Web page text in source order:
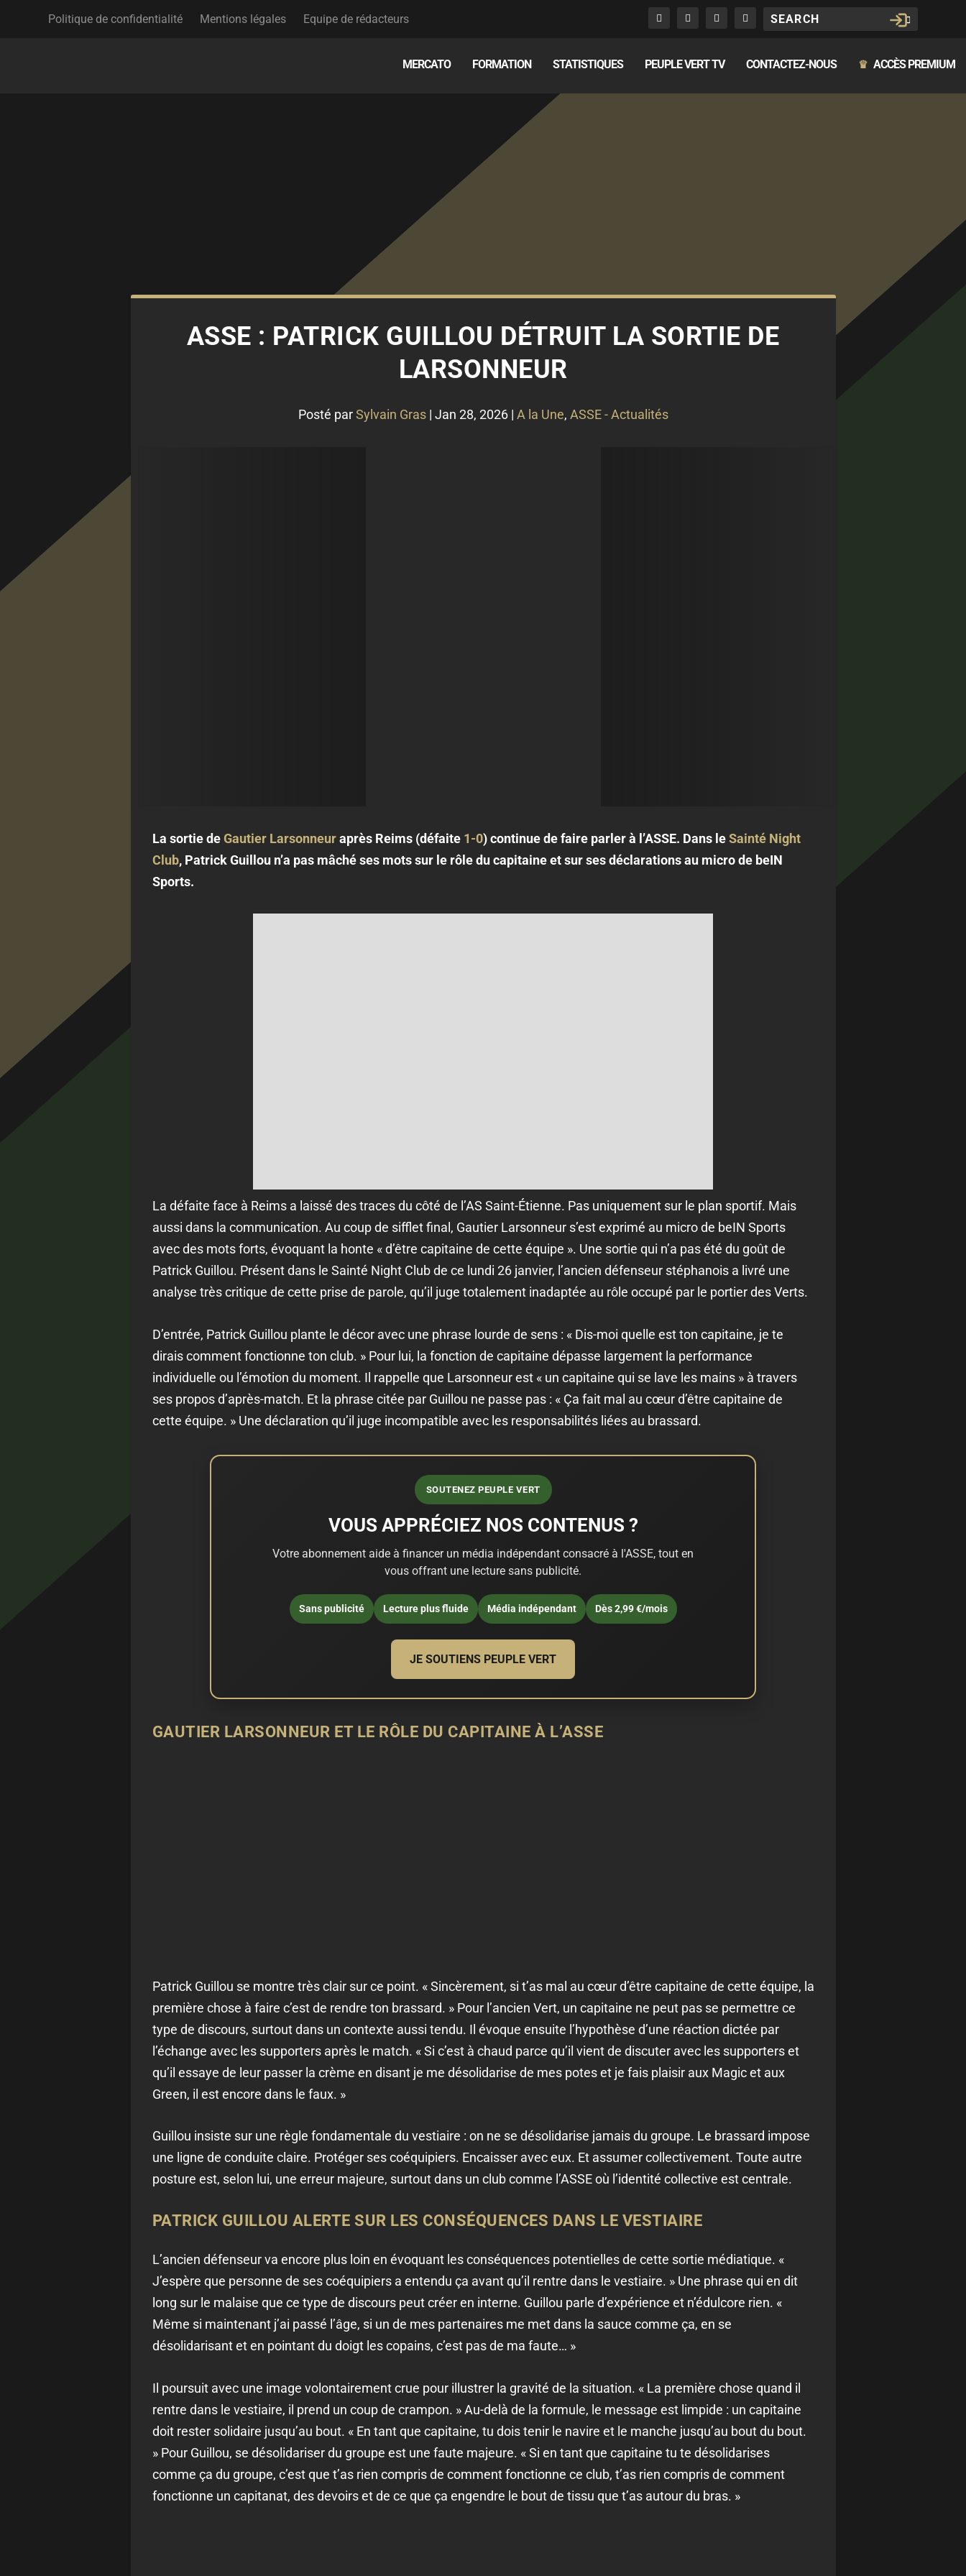
Politique de confidentialité Mentions légales Equipe de rédacteurs
MERCATO FORMATION STATISTIQUES PEUPLE VERT TV CONTACTEZ-NOUS ♛ ACCÈS PREMIUM
ASSE : PATRICK GUILLOU DÉTRUIT LA SORTIE DE
LARSONNEUR
Posté parSylvain Gras| Jan 28, 2026| A la Une, ASSE - Actualités
La sortie deGautier Larsonneuraprès Reims (défaite 1-0) continue de faire parler à l’ASSE. Dans leSainté Night
Club, Patrick Guillou n’a pas mâché ses mots sur le rôle du capitaine et sur ses déclarations au micro de beIN
Sports.
La défaite face à Reims a laissé des traces du côté de l’AS Saint-Étienne. Pas uniquement sur le plan sportif. Mais
aussi dans la communication. Au coup de sifflet final, Gautier Larsonneur s’est exprimé au micro de beIN Sports
avec des mots forts, évoquant la honte « d’être capitaine de cette équipe ». Une sortie qui n’a pas été du goût de
Patrick Guillou. Présent dans le Sainté Night Club de ce lundi 26 janvier, l’ancien défenseur stéphanois a livré une
analyse très critique de cette prise de parole, qu’il juge totalement inadaptée au rôle occupé par le portier des Verts.
D’entrée, Patrick Guillou plante le décor avec une phrase lourde de sens : « Dis-moi quelle est ton capitaine, je te
dirais comment fonctionne ton club. » Pour lui, la fonction de capitaine dépasse largement la performance
individuelle ou l’émotion du moment. Il rappelle que Larsonneur est « un capitaine qui se lave les mains » à travers
ses propos d’après-match. Et la phrase citée par Guillou ne passe pas : « Ça fait mal au cœur d’être capitaine de
cette équipe. » Une déclaration qu’il juge incompatible avec les responsabilités liées au brassard.
SOUTENEZ PEUPLE VERT
VOUS APPRÉCIEZ NOS CONTENUS ?
Votre abonnement aide à financer un média indépendant consacré à l'ASSE, tout en
vous offrant une lecture sans publicité.
Sans publicité Lecture plus fluide Média indépendant Dès 2,99 €/mois
JE SOUTIENS PEUPLE VERT
GAUTIER LARSONNEUR ET LE RÔLE DU CAPITAINE À L’ASSE
Patrick Guillou se montre très clair sur ce point. « Sincèrement, si t’as mal au cœur d’être capitaine de cette équipe, la
première chose à faire c’est de rendre ton brassard. » Pour l’ancien Vert, un capitaine ne peut pas se permettre ce
type de discours, surtout dans un contexte aussi tendu. Il évoque ensuite l’hypothèse d’une réaction dictée par
l’échange avec les supporters après le match. « Si c’est à chaud parce qu’il vient de discuter avec les supporters et
qu’il essaye de leur passer la crème en disant je me désolidarise de mes potes et je fais plaisir aux Magic et aux
Green, il est encore dans le faux. »
Guillou insiste sur une règle fondamentale du vestiaire : on ne se désolidarise jamais du groupe. Le brassard impose
une ligne de conduite claire. Protéger ses coéquipiers. Encaisser avec eux. Et assumer collectivement. Toute autre
posture est, selon lui, une erreur majeure, surtout dans un club comme l’ASSE où l’identité collective est centrale.
PATRICK GUILLOU ALERTE SUR LES CONSÉQUENCES DANS LE VESTIAIRE
L’ancien défenseur va encore plus loin en évoquant les conséquences potentielles de cette sortie médiatique. «
J’espère que personne de ses coéquipiers a entendu ça avant qu’il rentre dans le vestiaire. » Une phrase qui en dit
long sur le malaise que ce type de discours peut créer en interne. Guillou parle d’expérience et n’édulcore rien. «
Même si maintenant j’ai passé l’âge, si un de mes partenaires me met dans la sauce comme ça, en se
désolidarisant et en pointant du doigt les copains, c’est pas de ma faute… »
Il poursuit avec une image volontairement crue pour illustrer la gravité de la situation. « La première chose quand il
rentre dans le vestiaire, il prend un coup de crampon. » Au-delà de la formule, le message est limpide : un capitaine
doit rester solidaire jusqu’au bout. « En tant que capitaine, tu dois tenir le navire et le manche jusqu’au bout du bout.
» Pour Guillou, se désolidariser du groupe est une faute majeure. « Si en tant que capitaine tu te désolidarises
comme ça du groupe, c’est que t’as rien compris de comment fonctionne ce club, t’as rien compris de comment
fonctionne un capitanat, des devoirs et de ce que ça engendre le bout de tissu que t’as autour du bras. »